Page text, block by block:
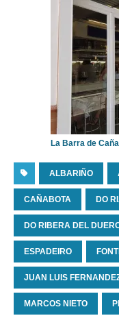
La Barra de
ALBARIÑO
CAÑABOTA DO
DO RIBERA DEL
ESPADEIRO
JUAN LUIS
MARCOS NIETO